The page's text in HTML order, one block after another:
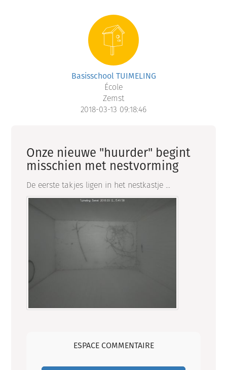
Basisschool TUIMELING
École
Zemst
2018-03-13 09:18:46
Onze nieuwe "huurder" begint
misschien met nestvorming
De eerste takjes ligen in het nestkastje ...
ESPACE COMMENTAIRE